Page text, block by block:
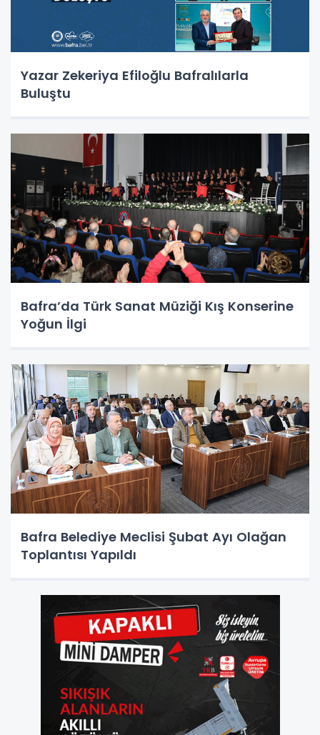
Yazar Zekeriya Efiloğlu Bafralılarla
Buluştu
Bafra’da Türk Sanat Müziği Kış Konserine
Yoğun İlgi
Bafra Belediye Meclisi Şubat Ayı Olağan
Toplantısı Yapıldı